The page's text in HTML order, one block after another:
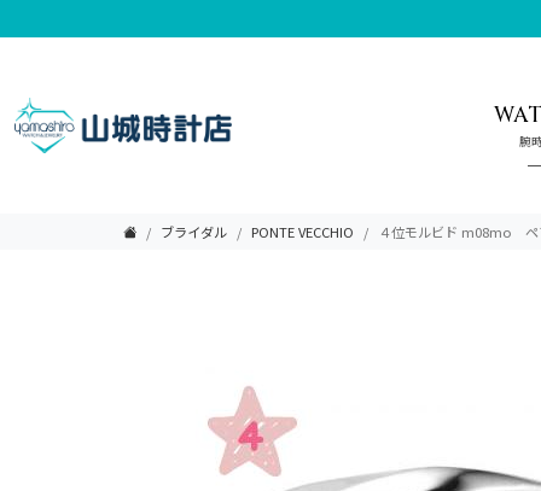
腕
ブライダル PONTE VECCHIO ４位モルビド m08mo ペ